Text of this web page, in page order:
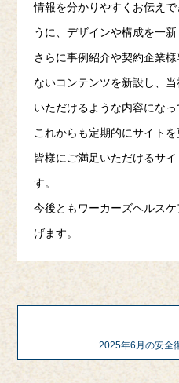
情報を分かりやすくお伝え
うに、デザインや構成を一新
さらに事例紹介や契約企業
ないコンテンツを新設し、
いただけるような内容になっ
これからも定期的にサイトを
皆様にご満足いただけるサ
す。
今後ともワーカーズヘルス
げます。
2025年6月の安全